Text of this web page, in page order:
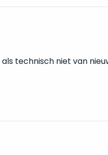
technisch niet van